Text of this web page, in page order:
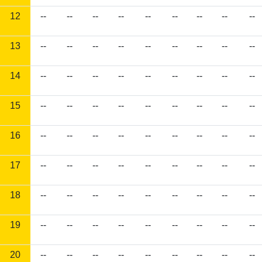
12 -- -- -- -- -- -- -- -- --
13 -- -- -- -- -- -- -- -- --
14 -- -- -- -- -- -- -- -- --
15 -- -- -- -- -- -- -- -- --
16 -- -- -- -- -- -- -- -- --
17 -- -- -- -- -- -- -- -- --
18 -- -- -- -- -- -- -- -- --
19 -- -- -- -- -- -- -- -- --
20 -- -- -- -- -- -- -- -- --